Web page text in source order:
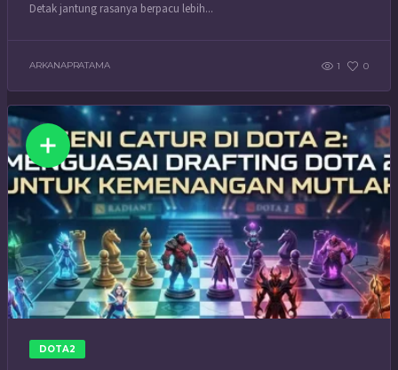
Detak jantung rasanya berpacu lebih...
ARKANAPRATAMA 1 0
DOTA2